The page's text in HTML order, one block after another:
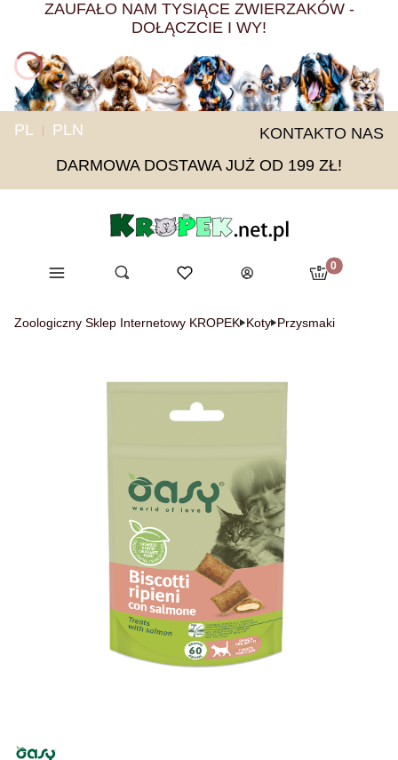
ZAUFAŁO NAM TYSIĄCE ZWIERZAKÓW -
DOŁĄCZCIE I WY!
PL PLN KONTAKTO NAS
DARMOWA DOSTAWA JUŻ OD 199 ZŁ!
Menu Otwórz wyszukiwarkę
Szukaj Ulubione
Zaloguj się
Produkty w
Koszyk
Zoologiczny Sklep Internetowy KROPEK Koty Przysmaki